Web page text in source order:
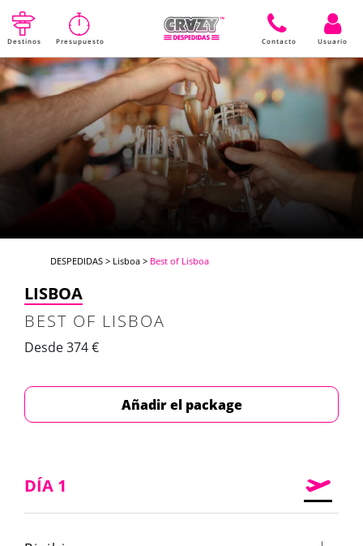
Destinos Presupuesto Contacto Usuario
DESPEDIDAS > Lisboa > Best of Lisboa
LISBOA
BEST OF LISBOA
Desde 374 €
Añadir el package
DÍA 1